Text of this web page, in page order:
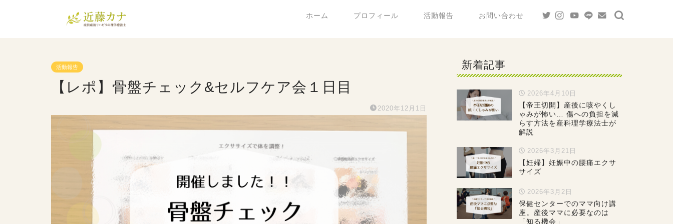
ホーム プロフィール 活動報告 お問い合わせ
活動報告
【レポ】骨盤チェック&セルフケア会１日目
2020年12月1日
新着記事
2026年4月10日
【帝王切開】産後に咳やくし
ゃみが怖い… 傷への負担を減
らす方法を産科理学療法士が
解説
2026年3月21日
【妊婦】妊娠中の腰痛エクサ
サイズ
2026年3月2日
保健センターでのママ向け講
座。産後ママに必要なのは
「知る機会」